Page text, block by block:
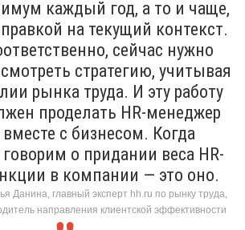
каждый год, а то и чаще,
на текущий контекст.
сейчас нужно
стратегию, учитывая
рынка труда. И эту работу
проделать HR-менеджер
вместе с бизнесом. Когда
о придании веса HR-
в компании — это оно.
Данина, главный эксперт hh.ru по рынку труда,
направления клиентской эффективности